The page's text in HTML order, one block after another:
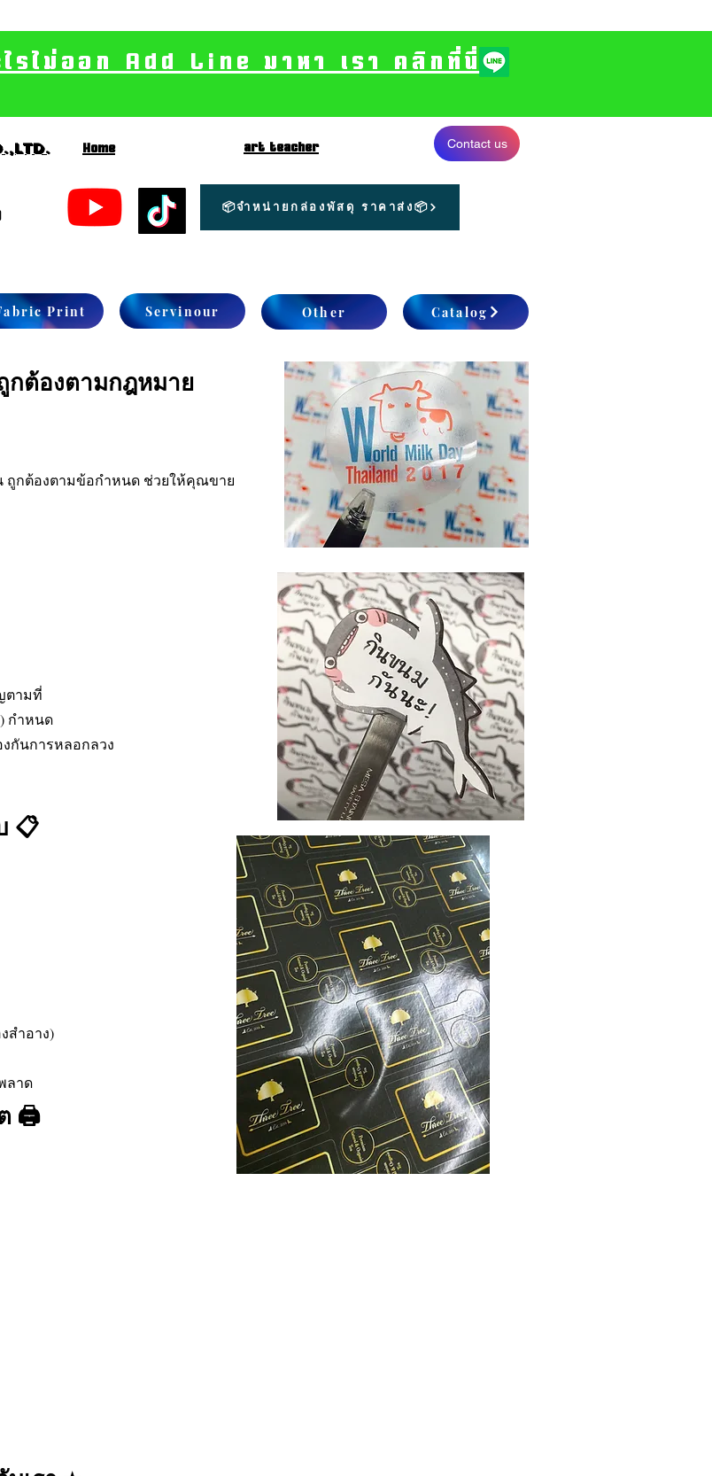
รไม่ออก Add Line มาหา เรา คลิกที่นี่
Home art teacher Contact us
📦จำหน่ายกล่องพัสดุ ราคาส่ง📦
Print Servinour Other Catalog
กต้องตามกฎหมาย
ถูกต้องตามข้อกำหนด ช่วยให้คุณขาย
ตามที่
กำหนด
กันการหลอกลวง
📋
สำอาง)
ลาด
🖨️